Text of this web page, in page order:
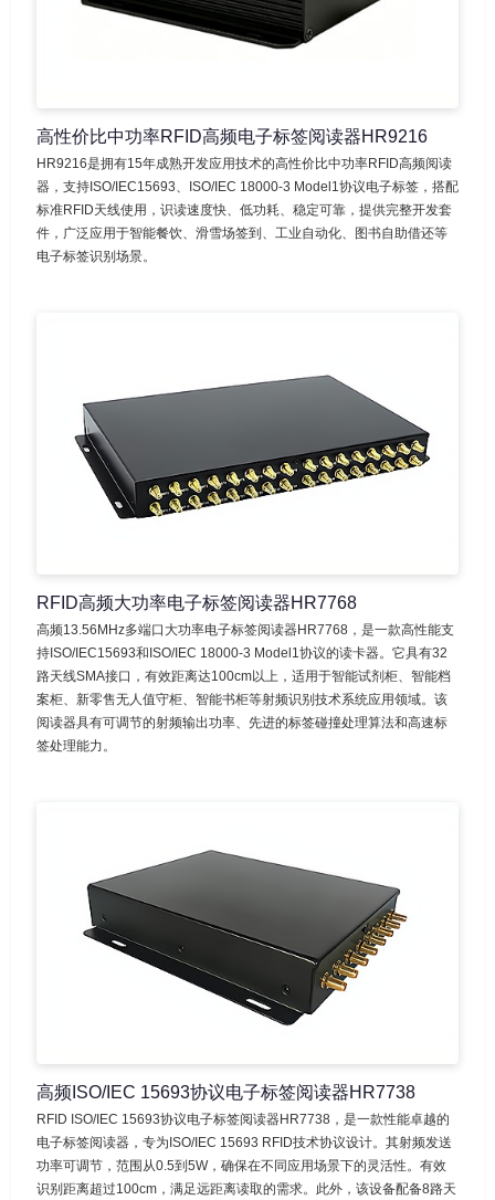
高性价比中功率RFID高频电子标签阅读器HR9216
HR9216是拥有15年成熟开发应用技术的高性价比中功率RFID高频阅读
器，支持ISO/IEC15693、ISO/IEC 18000-3 Model1协议电子标签，搭配
标准RFID天线使用，识读速度快、低功耗、稳定可靠，提供完整开发套
件，广泛应用于智能餐饮、滑雪场签到、工业自动化、图书自助借还等
电子标签识别场景。
RFID高频大功率电子标签阅读器HR7768
高频13.56MHz多端口大功率电子标签阅读器HR7768，是一款高性能支
持ISO/IEC15693和ISO/IEC 18000-3 Model1协议的读卡器。它具有32
路天线SMA接口，有效距离达100cm以上，适用于智能试剂柜、智能档
案柜、新零售无人值守柜、智能书柜等射频识别技术系统应用领域。该
阅读器具有可调节的射频输出功率、先进的标签碰撞处理算法和高速标
签处理能力。
高频ISO/IEC 15693协议电子标签阅读器HR7738
RFID ISO/IEC 15693协议电子标签阅读器HR7738，是一款性能卓越的
电子标签阅读器，专为ISO/IEC 15693 RFID技术协议设计。其射频发送
功率可调节，范围从0.5到5W，确保在不同应用场景下的灵活性。有效
识别距离超过100cm，满足远距离读取的需求。此外，该设备配备8路天